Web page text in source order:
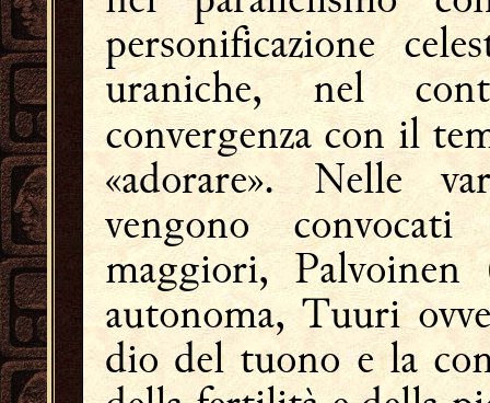
personificazione
uraniche, nel
convergenza con il
«adorare». Nelle
vengono
maggiori,
autonoma, Tuuri
dio del tuono e la